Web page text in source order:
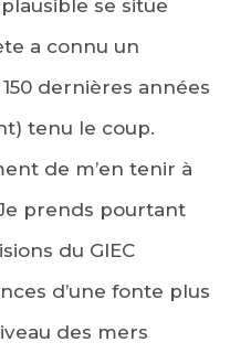
se situe
a connu un
dernières années
tenu le coup.
de m’en tenir à
prends pourtant
du GIEC
d’une fonte plus
des mers